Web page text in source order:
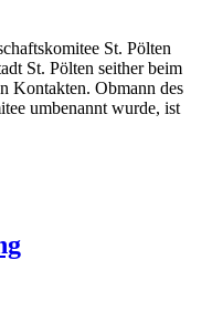
St. Pölten
St. Pölten seither beim
Kontakten. Obmann des
umbenannt wurde, ist